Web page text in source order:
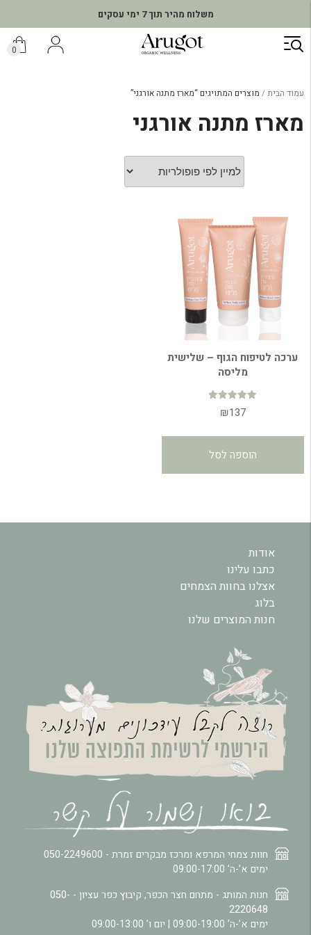
משלוח מהיר תוך 7 ימי עסקים
דילוג
לתוכן
0
עמוד הבית מוצרים המתויגים “מארז מתנה אורגני”
מארז מתנה אורגני
ערכה לטיפוח הגוף – שלישית
מליסה
דורג
5.00
₪137
הוספה לסל
חוות צמחי המרפא ומרכז מבקרים זמרת - 050-2249600
ימים א’-ה’ 09:00-17:00
חנות המותג - מתחם חצר הכפר, קיבוץ כפר עציון - 050-
2220648
ימים א’-ה’ 09:00-19:00 | יום ו’ 09:00-13:00
אודות
כתבו עלינו
אצלנו בחוות הצמחים
בלוג
חנות המוצרים שלנו